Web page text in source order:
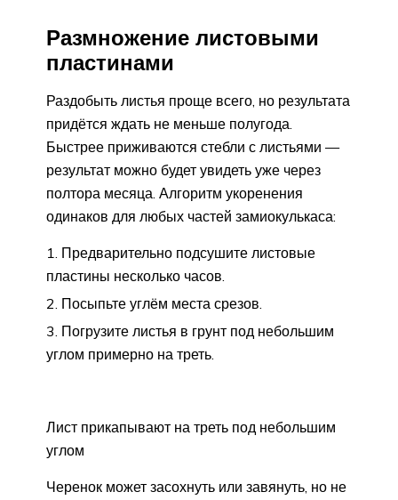
Размножение листовыми
пластинами
Раздобыть листья проще всего, но результата
придётся ждать не меньше полугода.
Быстрее приживаются стебли с листьями —
результат можно будет увидеть уже через
полтора месяца. Алгоритм укоренения
одинаков для любых частей замиокулькаса:
Предварительно подсушите листовые
пластины несколько часов.
Посыпьте углём места срезов.
Погрузите листья в грунт под небольшим
углом примерно на треть.
Лист прикапывают на треть под небольшим
углом
Черенок может засохнуть или завянуть, но не